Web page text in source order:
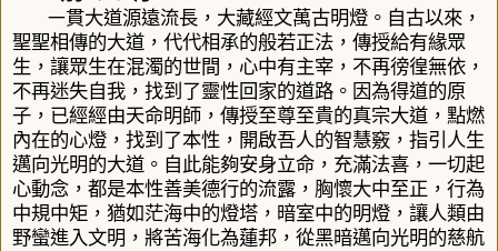
一貫大道源遠流長，大藏經文萬古明燈。自古以來，
聖聖相傳的大道，代代相承的般若正法，傳授給有緣眾
生，讓眾生在混濁的世間，心中有主宰，不再徬徨無依，
不再迷失自我，找到了靈性回家的道路。因為得道的原
子，已經經由天命明師，傳授至尊至貴的真宗大道，點燃
內在的心燈，找到了本性，開啟吾人的智慧竅，指引人生
邁向光明的大道。自此能夠安身立命，充滿法喜，一切起
心動念，都是本性善美德行的流露，胸懷大中至正，行為
中規中矩，猶如茫海中的燈塔，暗室中的明燈，讓人類由
野蠻進入文明，將苦海化為蓮邦，從黑暗邁向光明的慈航